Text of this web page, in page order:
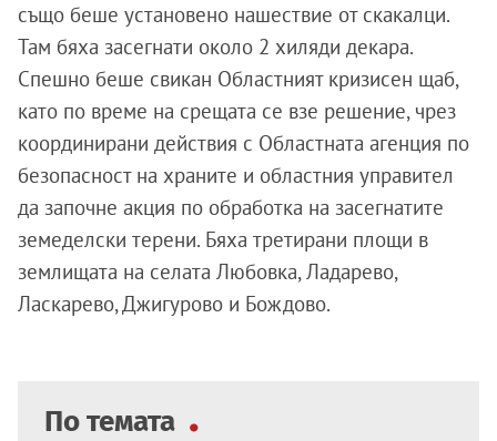
също беше установено нашествие от скакалци.
Там бяха засегнати около 2 хиляди декара.
Спешно беше свикан Областният кризисен щаб,
като по време на срещата се взе решение, чрез
координирани действия с Областната агенция по
безопасност на храните и областния управител
да започне акция по обработка на засегнатите
земеделски терени. Бяха третирани площи в
землищата на селата Любовка, Ладарево,
Ласкарево, Джигурово и Бождово.
По темата